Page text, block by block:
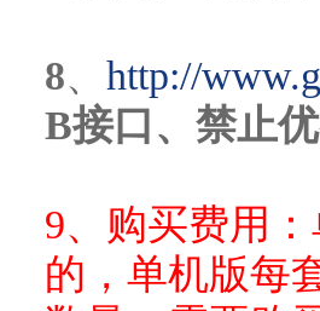
8、 http://
B接口、禁止
9、购买费用
的，单机版每